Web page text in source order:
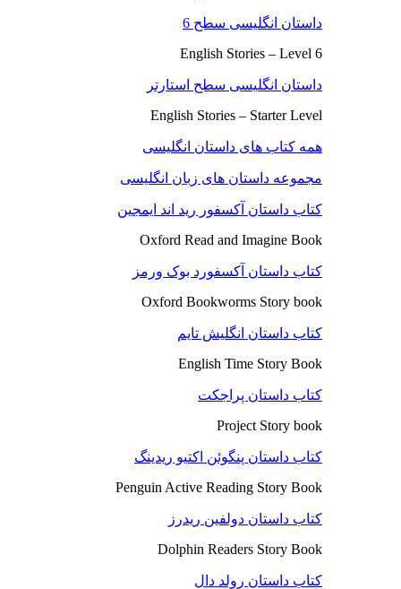
داستان انگلیسی سطح 6
English Stories – Level 6
داستان انگلیسی سطح استارتر
English Stories – Starter Level
همه کتاب های داستان انگلیسی
مجموعه داستان های زبان انگلیسی
کتاب داستان آکسفور رید اند ایمجین
Oxford Read and Imagine Book
کتاب داستان آکسفورد بوک ورمز
Oxford Bookworms Story book
کتاب داستان انگلیش تایم
English Time Story Book
کتاب داستان پراجکت
Project Story book
کتاب داستان پنگوئن اکتیو ریدینگ
Penguin Active Reading Story Book
کتاب داستان دولفین ریدرز
Dolphin Readers Story Book
کتاب داستان رولد دال